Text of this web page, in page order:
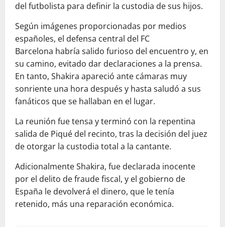
del futbolista para definir la custodia de sus hijos.
Según imágenes proporcionadas por medios
españoles, el defensa central del FC
Barcelona habría salido furioso del encuentro y, en
su camino, evitado dar declaraciones a la prensa.
En tanto, Shakira apareció ante cámaras muy
sonriente una hora después y hasta saludó a sus
fanáticos que se hallaban en el lugar.
La reunión fue tensa y terminó con la repentina
salida de Piqué del recinto, tras la decisión del juez
de otorgar la custodia total a la cantante.
Adicionalmente Shakira, fue declarada inocente
por el delito de fraude fiscal, y el gobierno de
España le devolverá el dinero, que le tenía
retenido, más una reparación económica.